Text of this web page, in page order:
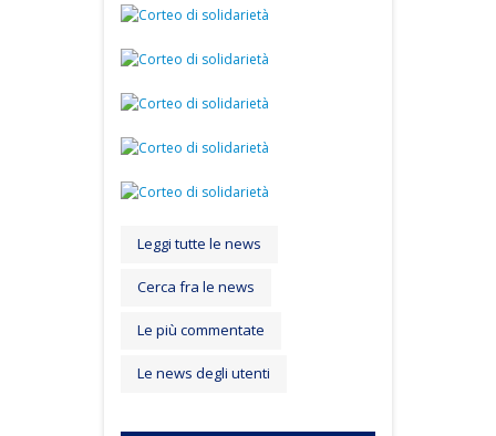
Leggi tutte le news
Cerca fra le news
Le più commentate
Le news degli utenti